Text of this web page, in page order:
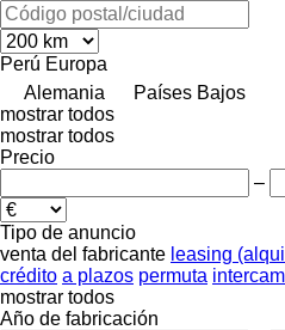
Perú Europa
Alemania
Países Bajos
mostrar todos
mostrar todos
Precio
–
Tipo de anuncio
venta del fabricante leasing
crédito a plazos permuta
mostrar todos
Año de fabricación